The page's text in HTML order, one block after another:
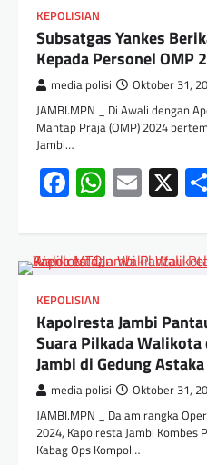
KEPOLISIAN
Subsatgas Yankes
Kepada Personel OMP
media polisi Oktober 31,
JAMBI.MPN _ Di Awali dengan
Mantap Praja (OMP) 2024
Jambi…
FacebookX
KEPOLISIAN
Kapolresta Jambi
Suara Pilkada
Jambi di Gedung
media polisi Oktober 31,
JAMBI.MPN _ Dalam rangka
2024, Kapolresta Jambi Kombes
Kabag Ops Kompol…